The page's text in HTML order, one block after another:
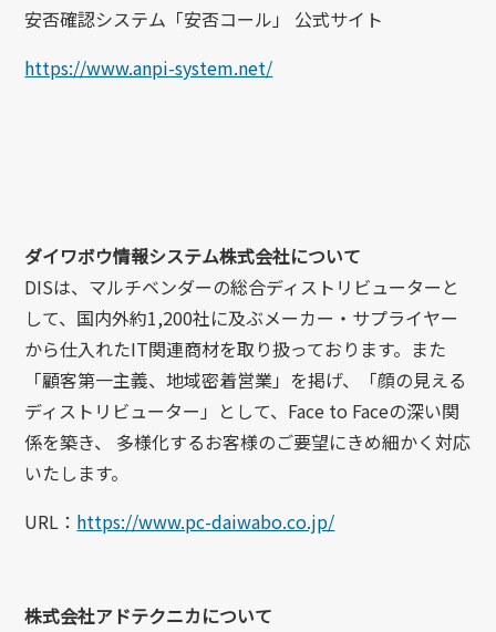
安否確認システム「安否コール」 公式サイト
https://www.anpi-system.net/
ダイワボウ情報システム株式会社について
DISは、マルチベンダーの総合ディストリビューターと
して、国内外約1,200社に及ぶメーカー・サプライヤー
から仕入れたIT関連商材を取り扱っております。また
「顧客第一主義、地域密着営業」を掲げ、「顔の見える
ディストリビューター」として、Face to Faceの深い関
係を築き、 多様化するお客様のご要望にきめ細かく対応
いたします。
URL： https://www.pc-daiwabo.co.jp/
株式会社アドテクニカについて